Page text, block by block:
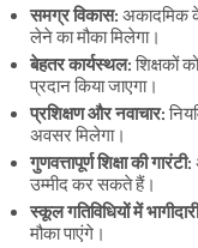
समग्र विकास: अकादमिक
लेने का मौका मिलेगा।
बेहतर कार्यस्थल: शिक्षकों
प्रदान किया जाएगा।
प्रशिक्षण और नवाचार:
अवसर मिलेगा।
गुणवत्तापूर्ण शिक्षा की गारंटी:
उम्मीद कर सकते हैं।
स्कूल गतिविधियों में भागीदारी
मौका पाएंगे।